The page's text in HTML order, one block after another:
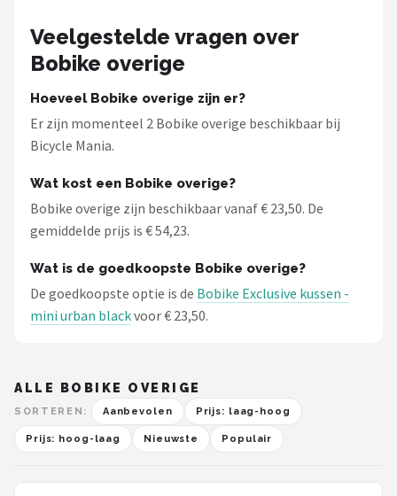
Veelgestelde vragen over
Bobike overige
Hoeveel Bobike overige zijn er?
Er zijn momenteel 2 Bobike overige beschikbaar bij
Bicycle Mania.
Wat kost een Bobike overige?
Bobike overige zijn beschikbaar vanaf € 23,50. De
gemiddelde prijs is € 54,23.
Wat is de goedkoopste Bobike overige?
De goedkoopste optie is de Bobike Exclusive kussen -
mini urban blackvoor € 23,50.
ALLE BOBIKE OVERIGE
SORTEREN: Aanbevolen Prijs: laag-hoog
Prijs: hoog-laag Nieuwste Populair